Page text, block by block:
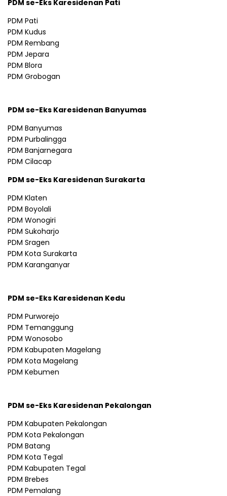
PDM se-Eks Karesidenan Pati
PDM Pati
PDM Kudus
PDM Rembang
PDM Jepara
PDM Blora
PDM Grobogan
PDM se-Eks Karesidenan Banyumas
PDM Banyumas
PDM Purbalingga
PDM Banjarnegara
PDM Cilacap
PDM se-Eks Karesidenan Surakarta
PDM Klaten
PDM Boyolali
PDM Wonogiri
PDM Sukoharjo
PDM Sragen
PDM Kota Surakarta
PDM Karanganyar
PDM se-Eks Karesidenan Kedu
PDM Purworejo
PDM Temanggung
PDM Wonosobo
PDM Kabupaten Magelang
PDM Kota Magelang
PDM Kebumen
PDM se-Eks Karesidenan Pekalongan
PDM Kabupaten Pekalongan
PDM Kota Pekalongan
PDM Batang
PDM Kota Tegal
PDM Kabupaten Tegal
PDM Brebes
PDM Pemalang